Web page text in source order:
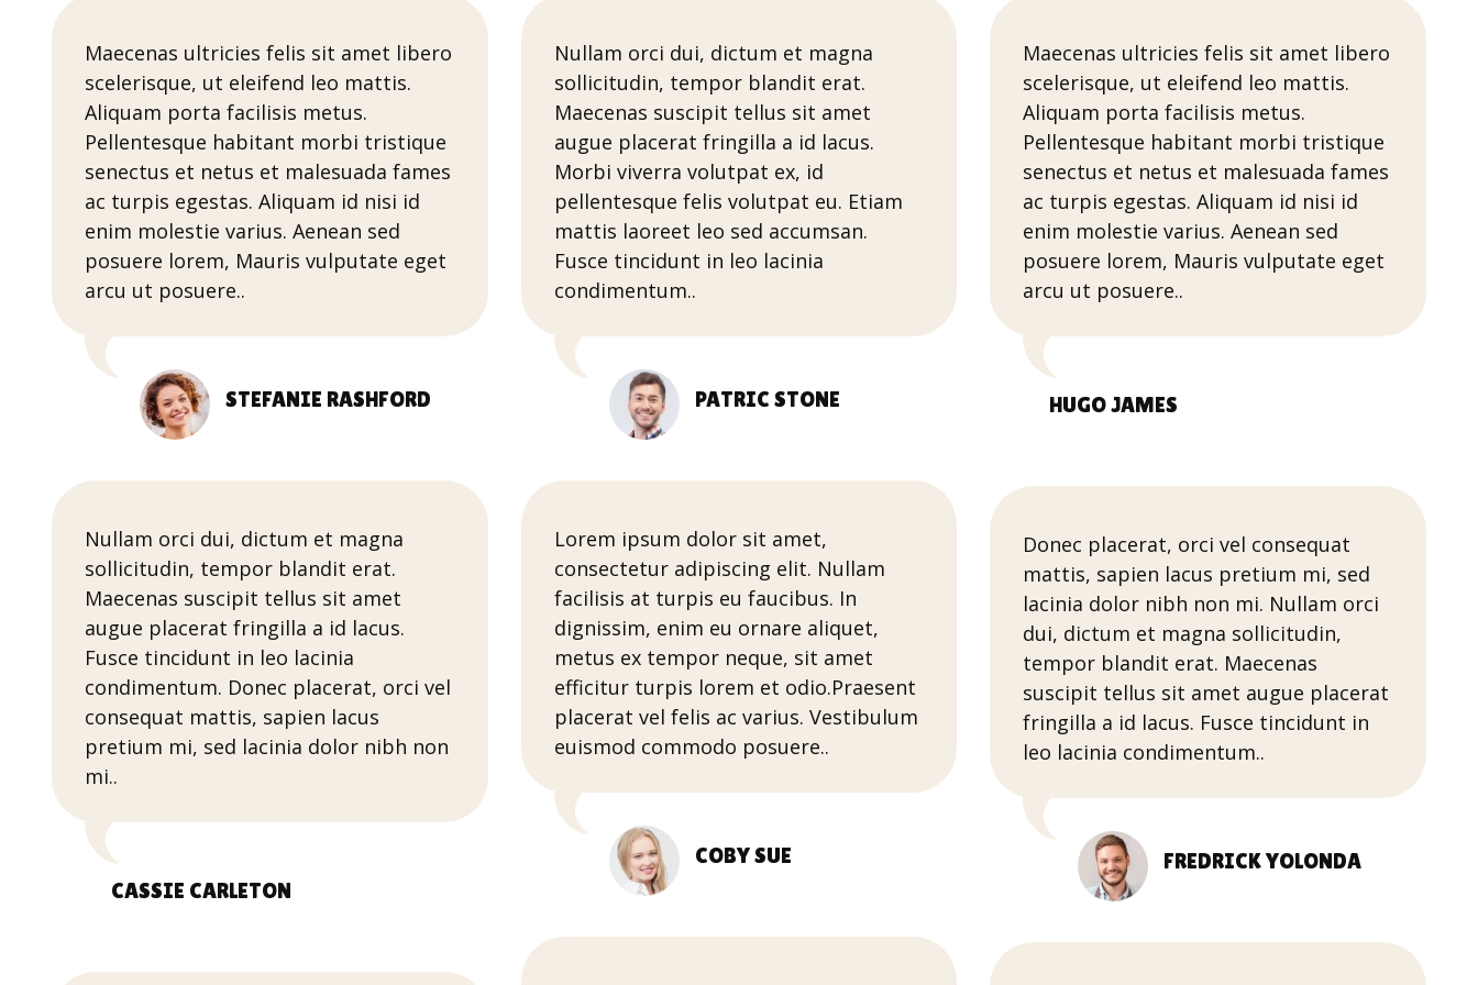
Maecenas ultricies felis sit amet libero
scelerisque, ut eleifend leo mattis.
Aliquam porta facilisis metus.
Pellentesque habitant morbi tristique
senectus et netus et malesuada fames
ac turpis egestas. Aliquam id nisi id
enim molestie varius. Aenean sed
posuere lorem, Mauris vulputate eget
arcu ut posuere..
STEFANIE RASHFORD
Nullam orci dui, dictum et magna
sollicitudin, tempor blandit erat.
Maecenas suscipit tellus sit amet
augue placerat fringilla a id lacus.
Morbi viverra volutpat ex, id
pellentesque felis volutpat eu. Etiam
mattis laoreet leo sed accumsan.
Fusce tincidunt in leo lacinia
condimentum..
PATRIC STONE
Maecenas ultricies felis sit amet libero
scelerisque, ut eleifend leo mattis.
Aliquam porta facilisis metus.
Pellentesque habitant morbi tristique
senectus et netus et malesuada fames
ac turpis egestas. Aliquam id nisi id
enim molestie varius. Aenean sed
posuere lorem, Mauris vulputate eget
arcu ut posuere..
HUGO JAMES
Nullam orci dui, dictum et magna
sollicitudin, tempor blandit erat.
Maecenas suscipit tellus sit amet
augue placerat fringilla a id lacus.
Fusce tincidunt in leo lacinia
condimentum. Donec placerat, orci vel
consequat mattis, sapien lacus
pretium mi, sed lacinia dolor nibh non
mi..
CASSIE CARLETON
Lorem ipsum dolor sit amet,
consectetur adipiscing elit. Nullam
facilisis at turpis eu faucibus. In
dignissim, enim eu ornare aliquet,
metus ex tempor neque, sit amet
efficitur turpis lorem et odio.Praesent
placerat vel felis ac varius. Vestibulum
euismod commodo posuere..
COBY SUE
Donec placerat, orci vel consequat
mattis, sapien lacus pretium mi, sed
lacinia dolor nibh non mi. Nullam orci
dui, dictum et magna sollicitudin,
tempor blandit erat. Maecenas
suscipit tellus sit amet augue placerat
fringilla a id lacus. Fusce tincidunt in
leo lacinia condimentum..
FREDRICK YOLONDA